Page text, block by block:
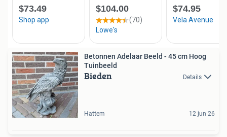
Betonnen Adelaar Beeld - 45 cm Hoog
Tuinbeeld
Bieden Details
Hattem 12 jun 26